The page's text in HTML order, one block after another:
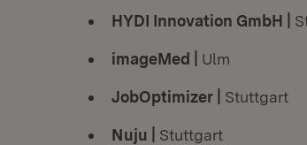
HYDI Innovation GmbH |
imageMed | Ulm
JobOptimizer | Stuttgart
Nuju | Stuttgart